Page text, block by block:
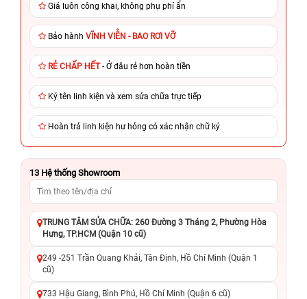
Giá luôn công khai, không phụ phí ẩn
Bảo hành VĨNH VIỄN - BAO RƠI VỠ
RẺ CHẤP HẾT- Ở đâu rẻ hơn hoàn tiền
Ký tên linh kiện và xem sửa chữa trực tiếp
Hoàn trả linh kiện hư hỏng có xác nhận chữ ký
13 Hệ thống Showroom
TRUNG TÂM SỬA CHỮA: 260 Đường 3 Tháng 2, Phường Hòa
Hưng, TP.HCM (Quận 10 cũ)
249 -251 Trần Quang Khải, Tân Định, Hồ Chí Minh (Quận 1
cũ)
733 Hậu Giang, Bình Phú, Hồ Chí Minh (Quận 6 cũ)